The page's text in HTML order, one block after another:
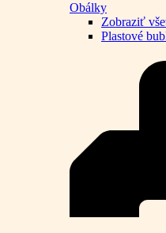
Obálky
Zobraziť
Plastové